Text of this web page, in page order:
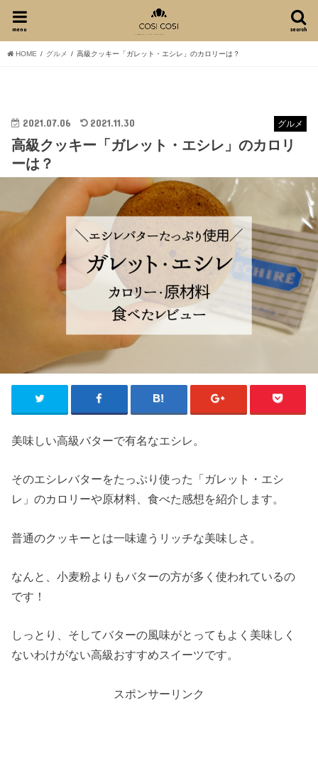
search
menu
HOME グルメ 高級クッキー「ガレット・エシレ」のカロリーは？
グルメ
2021.07.06 2021.11.30
高級クッキー「ガレット・エシレ」のカロリ
ーは？
美味しい高級バターで有名なエシレ。
そのエシレバターをたっぷり使った「ガレット・エシ
レ」のカロリーや原材料、食べた感想を紹介します。
普通のクッキーとは一味違うリッチな美味しさ。
なんと、小麦粉よりもバターの方が多く使われているの
です！
しっとり、そしてバターの風味がとってもよく美味しく
ないわけがない高級おすすめスイーツです。
スポンサーリンク